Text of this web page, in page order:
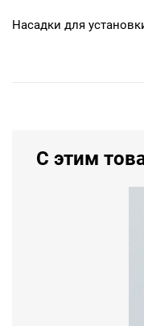
Насадки для
С этим